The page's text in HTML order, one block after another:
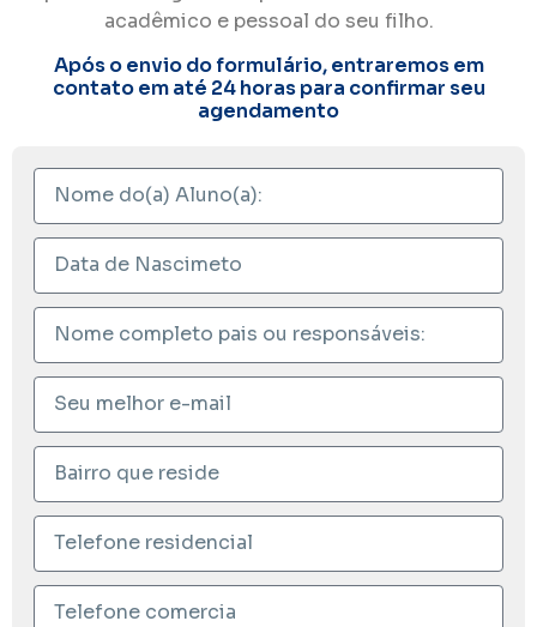
acadêmico e pessoal do seu filho.
Após o envio do formulário, entraremos em
contato em até 24 horas para confirmar seu
agendamento